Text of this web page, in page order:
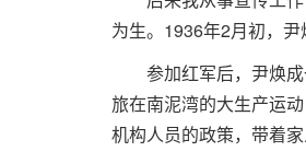
为生。1936年2月初，尹
参加红军后，尹焕
旅在南泥湾的大生产运
机构人员的政策，带着